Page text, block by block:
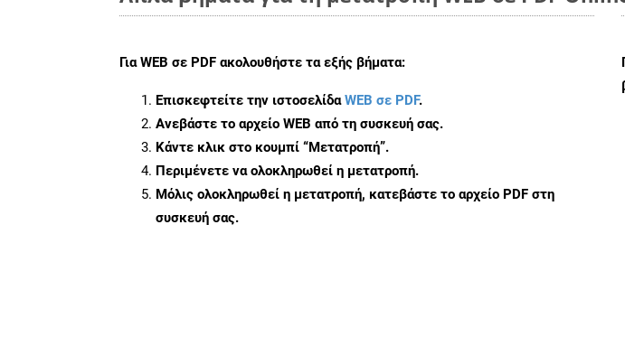
ΓιαWEB σε PDF ακολουθήστε τα εξής βήματα:
Επισκεφτείτε την ιστοσελίδαWEB σε PDF.
Ανεβάστε το αρχείο WEB από τη συσκευή σας.
Κάντε κλικ στο κουμπί “Μετατροπή”.
Περιμένετε να ολοκληρωθεί η μετατροπή.
Μόλις ολοκληρωθεί η μετατροπή, κατεβάστε το αρχείο PDF στη
συσκευή σας.